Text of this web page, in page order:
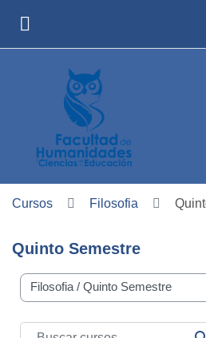
Cursos Filosofia
Quinto Semestre
Carreras
Buscar cursos